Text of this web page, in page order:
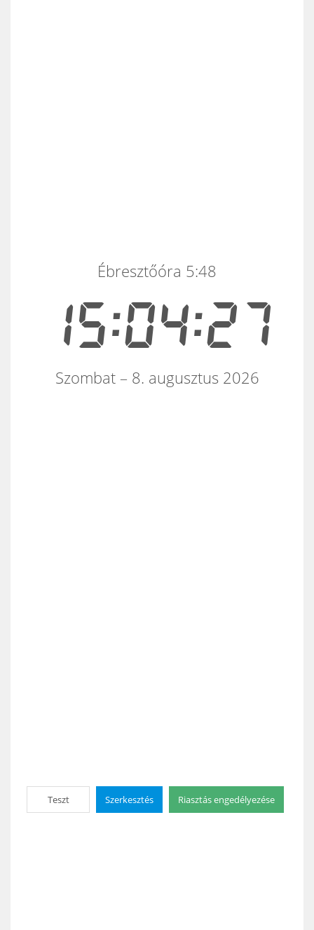
15:04:28
Ébresztőóra 5:48
Szombat – 8. augusztus 2026
Teszt Szerkesztés Riasztás engedélyezése